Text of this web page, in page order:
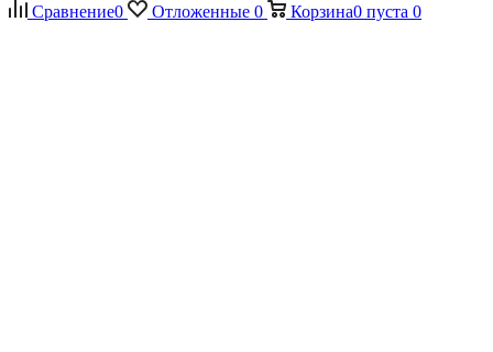
Сравнение0 Отложенные 0 Корзина0 пуста 0